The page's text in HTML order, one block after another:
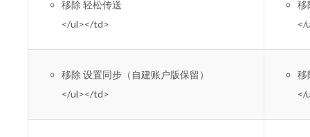
移除 轻松传送
</ul></td>
移
</
移除 设置同步（自建账户版保留）
</ul></td>
移
</